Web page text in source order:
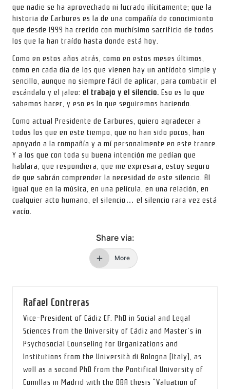
que nadie se ha aprovechado ni lucrado ilícitamente; que la
historia de Carbures es la de una compañía de conocimiento
que desde 1999 ha crecido con muchísimo sacrificio de todos
los que la han traído hasta donde está hoy.
Como en estos años atrás, como en estos meses últimos,
como en cada día de los que vienen hay un antídoto simple y
sencillo, aunque no siempre fácil de aplicar, para combatir el
escándalo y el jaleo: el trabajo y el silencio. Eso es lo que
sabemos hacer, y eso es lo que seguiremos haciendo.
Como actual Presidente de Carbures, quiero agradecer a
todos los que en este tiempo, que no han sido pocos, han
apoyado a la compañía y a mí personalmente en este trance.
Y a los que con toda su buena intención me pedían que
hablara, que respondiera, que me expresara, estoy seguro
de que sabrán comprender la necesidad de este silencio. Al
igual que en la música, en una película, en una relación, en
cualquier acto humano, el silencio… el silencio rara vez está
vacío.
Share via:
More
Rafael Contreras
Vice-President of Cádiz CF. PhD in Social and Legal
Sciences from the University of Cádiz and Master’s in
Psychosocial Counseling for Organizations and
Institutions from the Università di Bologna (Italy), as
well as a second PhD from the Pontifical University of
Comillas in Madrid with the DBA thesis “Valuation of